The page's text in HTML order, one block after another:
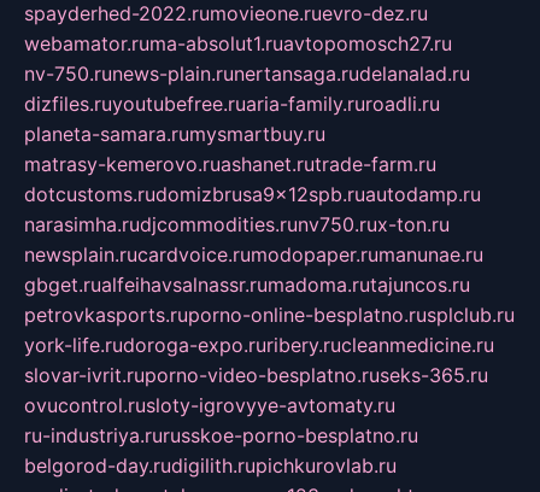
spayderhed-2022.rumovieone.ruevro-dez.ru
webamator.ruma-absolut1.ruavtopomosch27.ru
nv-750.runews-plain.runertansaga.rudelanalad.ru
dizfiles.ruyoutubefree.ruaria-family.ruroadli.ru
planeta-samara.rumysmartbuy.ru
matrasy-kemerovo.ruashanet.rutrade-farm.ru
dotcustoms.rudomizbrusa9x12spb.ruautodamp.ru
narasimha.rudjcommodities.runv750.rux-ton.ru
newsplain.rucardvoice.rumodopaper.rumanunae.ru
gbget.rualfeihavsalnassr.rumadoma.rutajuncos.ru
petrovkasports.ruporno-online-besplatno.rusplclub.ru
york-life.rudoroga-expo.ruribery.rucleanmedicine.ru
slovar-ivrit.ruporno-video-besplatno.ruseks-365.ru
ovucontrol.rusloty-igrovyye-avtomaty.ru
ru-industriya.rurusskoe-porno-besplatno.ru
belgorod-day.rudigilith.rupichkurovlab.ru